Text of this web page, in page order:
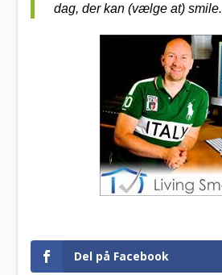
dag, der kan (vælge at) smile.
Del på Facebook